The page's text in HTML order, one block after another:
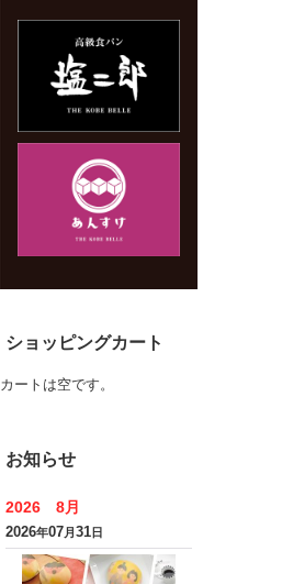
ショッピングカート
カートは空です。
お知らせ
2026 8月
2026年07月31日